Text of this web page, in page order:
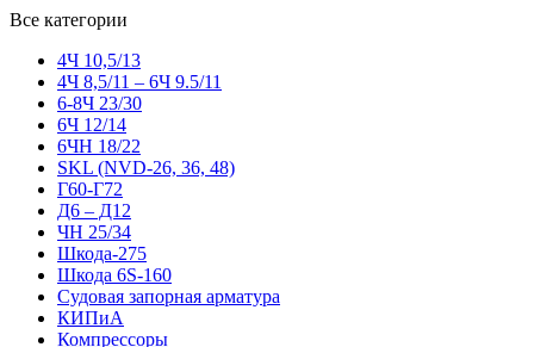
Все категории
4Ч 10,5/13
4Ч 8,5/11 – 6Ч 9.5/11
6-8Ч 23/30
6Ч 12/14
6ЧН 18/22
SKL (NVD-26, 36, 48)
Г60-Г72
Д6 – Д12
ЧН 25/34
Шкода-275
Шкода 6S-160
Судовая запорная арматура
КИПиА
Компрессоры